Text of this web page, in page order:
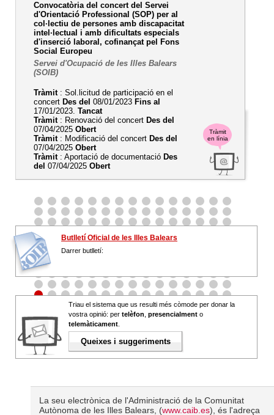
Tràmit
en línia
Convocatòria del concert del Servei
d'Orientació Professional (SOP) per al
col·lectiu de persones amb discapacitat
intel·lectual i amb dificultats especials
d'inserció laboral, cofinançat pel Fons
Social Europeu
Servei d'Ocupació de les Illes Balears
(SOIB)
Tràmit: Sol.licitud de participació en el
concert Des del 08/01/2023 Fins al
17/01/2023. Tancat
Tràmit: Renovació del concert Des del
07/04/2025 Obert
Tràmit: Modificació del concert Des del
07/04/2025 Obert
Tràmit: Aportació de documentació Des
del 07/04/2025 Obert
Butlletí Oficial de les Illes Balears
Darrer butlletí:
Triau el sistema que us resulti més còmode per donar la
vostra opinió: per telèfon presencialment o
telemàticament
Queixes i suggeriments
La seu electrònica de l'Administració de la Comunitat
Autònoma de les Illes Balears, (www.caib.es), és l'adreça